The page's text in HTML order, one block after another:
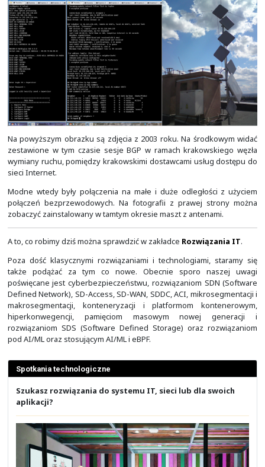
Kiedy w przeddzień wydarzenia jedna osoba
kroków, to naliczyło jej aż 17 km. A było tam od nas
osób. Obiekt ten jest naprawdę duży i często
nachodzić by trafić tam, gdzie się chciało.
W lewym górnym rogu można zobaczyć nasze
prezentowaliśmy rozwiązania z obszaru Cisco
formie demo online na dużych ekranach, jak i z
można było zabrać ze sobą.
Na wielu konferencjach można było spotkać nasze
były ono bardziej techniczne od innych. Staraliśmy
dema produktowe i angażować minimum dwóch
sposób mogli oni opowiedzieć coś więcej o danych
końcu stoiska te były na wydarzeniach dla inżynierów.
Na obrazku powyżej widąć zdjęcia z PLNOG21, który
Krakowie w 2018 roku.
W trakcie PLNOG23 opowiadaliśmy o automatyzacji